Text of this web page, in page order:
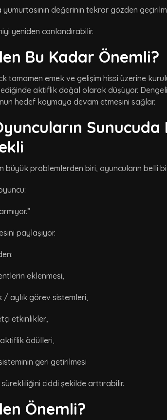
yumurtasının değerinin tekrar gözden
yeniden canlandırabilir.
Bu Kadar Önemli?
tamamen emek ve gelişim hissi üzerine kurulu
aktiflik doğal olarak düşüyor.
hedef koymaya devam etmesini sağlar.
büyük problemlerden biri, oyuncuların belli
paylaşıyor.
eklenmesi,
/ aylık görev sistemleri,
etkinlikler,
ödülleri,
geri getirilmesi
ciddi şekilde arttırabilir.
Önemli?